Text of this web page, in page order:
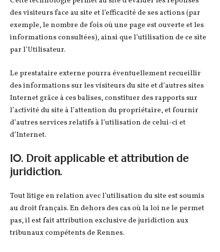
des visiteurs face au site et l’efficacité de ses actions (par
exemple, le nombre de fois où une page est ouverte et les
informations consultées), ainsi que l’utilisation de ce site
par l’Utilisateur.
Le prestataire externe pourra éventuellement recueillir
des informations sur les visiteurs du site et d’autres sites
Internet grâce à ces balises, constituer des rapports sur
l’activité du site à l’attention du propriétaire, et fournir
d’autres services relatifs à l’utilisation de celui-ci et
d’Internet.
10. Droit applicable et attribution de
juridiction.
Tout litige en relation avec l’utilisation du site est soumis
au droit français. En dehors des cas où la loi ne le permet
pas, il est fait attribution exclusive de juridiction aux
tribunaux compétents de Rennes.